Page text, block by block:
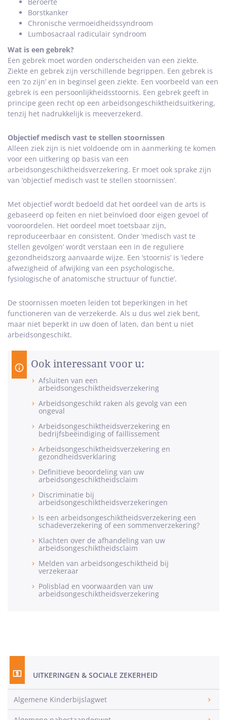
Borstkanker
Chronische vermoeidheidssyndroom
Lumbosacraal radiculair syndroom
Wat is een gebrek?
Een gebrek moet worden onderscheiden van een ziekte.
Ziekte en gebrek zijn verschillende begrippen. Een gebrek is
een ‘zo zijn’ en in beginsel geen ziekte. Een voorbeeld van een
gebrek is een persoonlijkheidsstoornis. Een gebrek geeft in
principe geen recht op een arbeidsongeschiktheidsuitkering,
tenzij het nadrukkelijk is meeverzekerd.
Objectief medisch vast te stellen stoornissen
Alleen ziek zijn is niet voldoende om in aanmerking te komen
voor een uitkering op basis van een
arbeidsongeschiktheidsverzekering. Er moet ook sprake zijn
van ‘objectief medisch vast te stellen stoornissen’.
Met objectief wordt bedoeld dat het oordeel van de arts is
gebaseerd op feiten en niet beïnvloed door eigen gevoel of
vooroordelen. Het oordeel moet toetsbaar zijn,
reproduceerbaar en consistent. Onder ‘medisch vast te
stellen gevolgen’ wordt verstaan een in de reguliere
gezondheidszorg aanvaarde wijze. Een ‘stoornis’ is ‘iedere
afwezigheid of afwijking van een psychologische,
fysiologische of anatomische structuur of functie’.
De stoornissen moeten leiden tot beperkingen in het
functioneren van de verzekerde. Als u dus wel ziek bent,
maar niet beperkt in uw doen of laten, dan bent u niet
arbeidsongeschikt.
Ook interessant voor u:
Afsluiten van een
arbeidsongeschiktheidsverzekering
Arbeidsongeschikt raken als gevolg van een
ongeval
Arbeidsongeschiktheidsverzekering en
bedrijfsbeëindiging of faillissement
Arbeidsongeschiktheidsverzekering en
gezondheidsverklaring
Definitieve beoordeling van uw
arbeidsongeschiktheidsclaim
Discriminatie bij
arbeidsongeschiktheidsverzekeringen
Is een arbeidsongeschiktheidsverzekering een
schadeverzekering of een sommenverzekering?
Klachten over de afhandeling van uw
arbeidsongeschiktheidsclaim
Melden van arbeidsongeschiktheid bij
verzekeraar
Polisblad en voorwaarden van uw
arbeidsongeschiktheidsverzekering
UITKERINGEN & SOCIALE ZEKERHEID
Algemene Kinderbijslagwet